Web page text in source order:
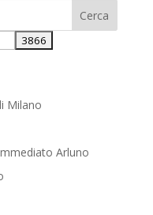
Milano
Arluno